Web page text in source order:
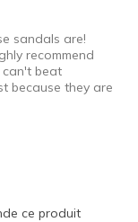
sandals are!
recommend
can't beat
because they are
ce produit